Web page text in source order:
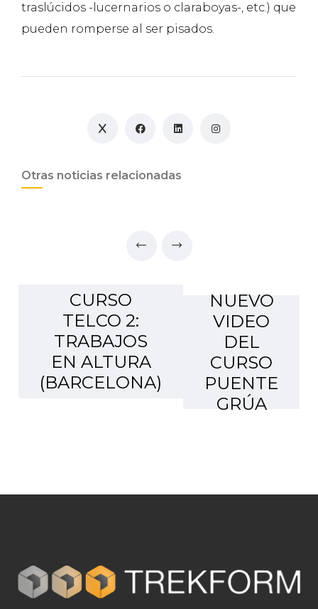
traslúcidos -lucernarios o claraboyas-, etc.) que
pueden romperse al ser pisados.
Otras noticias relacionadas
CURSO
TELCO 2:
TRABAJOS
EN ALTURA
(BARCELONA)
NUEVO
VIDEO
DEL
CURSO
PUENTE
GRÚA